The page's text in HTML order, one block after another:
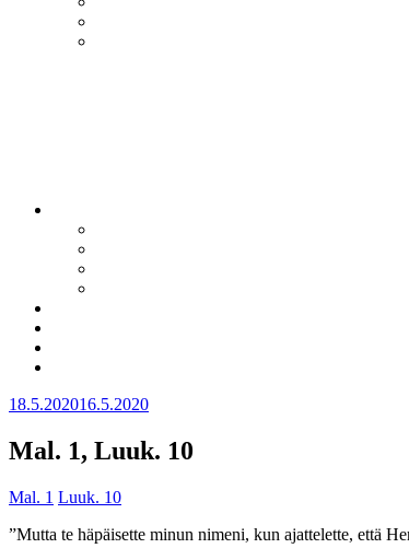
Julkaistu
18.5.202016.5.2020
Mal. 1, Luuk. 10
Mal. 1 Luuk. 10
”Mutta te häpäisette minun nimeni, kun ajattelette, että